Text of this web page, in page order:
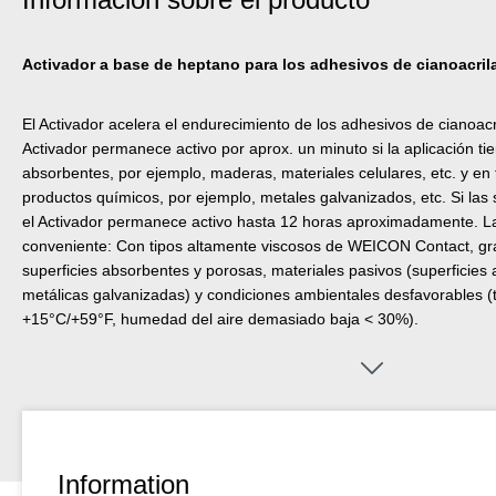
Activador a base de heptano para los adhesivos de
El Activador acelera el endurecimiento de los adhesivos de
Activador permanece activo por aprox. un minuto si la aplicación
absorbentes, por ejemplo, maderas, materiales celulares, etc. y
productos químicos, por ejemplo, metales galvanizados, etc. Si las
el Activador permanece activo hasta 12 horas aproximadamente.
conveniente: Con tipos altamente viscosos de WEICON Contact,
superficies absorbentes y porosas, materiales pasivos (superficies
metálicas galvanizadas) y condiciones ambientales desfavorables
+15°C/+59°F, humedad del aire demasiado baja < 30%).
Information